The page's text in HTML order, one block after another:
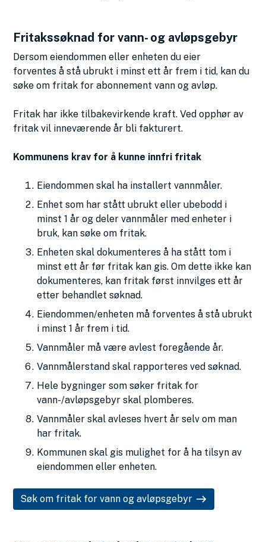
Fritakssøknad for vann- og avløpsgebyr
Dersom eiendommen eller enheten du eier
forventes å stå ubrukt i minst ett år frem i tid, kan du
søke om fritak for abonnement vann og avløp.
Fritak har ikke tilbakevirkende kraft. Ved opphør av
fritak vil inneværende år bli fakturert.
Kommunens krav for å kunne innfri fritak
Eiendommen skal ha installert vannmåler.
Enhet som har stått ubrukt eller ubebodd i
minst 1 år og deler vannmåler med enheter i
bruk, kan søke om fritak.
Enheten skal dokumenteres å ha stått tom i
minst ett år før fritak kan gis. Om dette ikke kan
dokumenteres, kan fritak først innvilges ett år
etter behandlet søknad.
Eiendommen/enheten må forventes å stå ubrukt
i minst 1 år frem i tid.
Vannmåler må være avlest foregående år.
Vannmålerstand skal rapporteres ved søknad.
Hele bygninger som søker fritak for
vann-/avløpsgebyr skal plomberes.
Vannmåler skal avleses hvert år selv om man
har fritak.
Kommunen skal gis mulighet for å ha tilsyn av
eiendommen eller enheten.
Søk om fritak for vann og avløpsgebyr